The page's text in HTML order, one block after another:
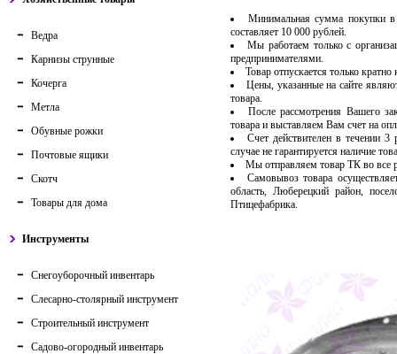
Ведра
Карнизы струнные
Кочерга
Метла
Обувные рожки
Почтовые ящики
Скотч
Товары для дома
Инструменты
Снегоуборочный инвентарь
Слесарно-столярный инструмент
Строительный инструмент
Садово-огородный инвентарь
Минимальная сумма покупки в
составляет 10 000 рублей.
Мы работаем только с
предпринимателями.
Товар отпускается только
Цены, указанные на сайте
товара.
После рассмотрения Вашего
товара и выставляем Вам счет на
Счет действителен в течении
случае не гарантируется наличие
Мы отправляем товар ТК во
Самовывоз товара
область, Люберецкий район,
Птицефабрика.